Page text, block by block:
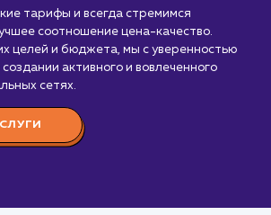
руб.
и ведение групп в социальных сетях
часть стратегии продвижения